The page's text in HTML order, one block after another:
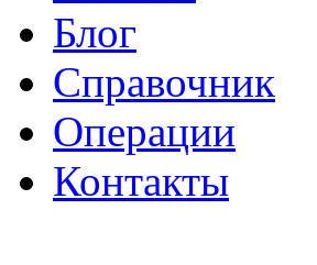
Блог
Справочник
Операции
Контакты